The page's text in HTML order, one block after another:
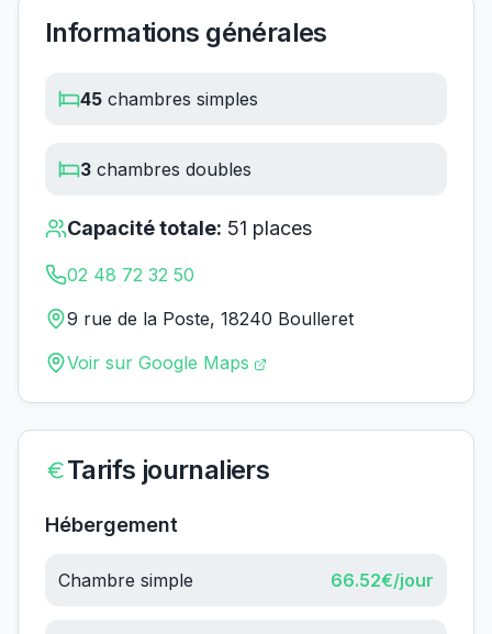
Informations générales
45 chambres simples
3 chambres doubles
Capacité totale: 51 places
02 48 72 32 50
9 rue de la Poste, 18240 Boulleret
Voir sur Google Maps
Tarifs journaliers
Hébergement
Chambre simple 66.52€/jour